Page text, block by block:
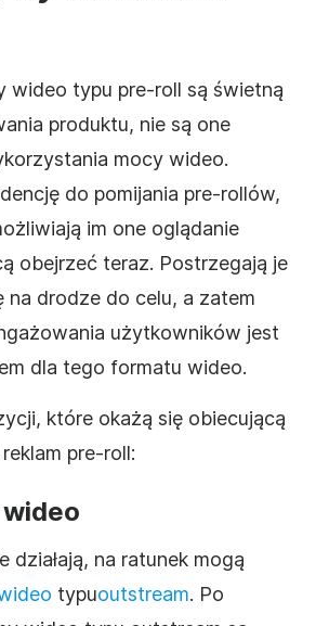
wideo typu pre-roll są świetną
produktu, nie są one
mocy wideo.
do pomijania pre-rollów,
im one oglądanie
obejrzeć teraz. Postrzegają je
na drodze do celu, a zatem
użytkowników jest
dla tego formatu wideo.
które okażą się obiecującą
pre-roll:
działają, na ratunek mogą
typuoutstream. Po